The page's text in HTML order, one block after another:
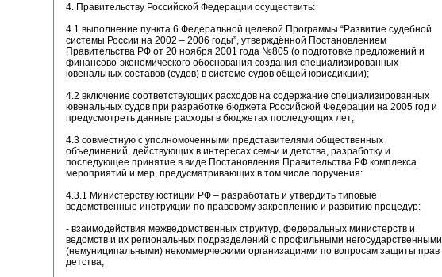
4. Правительству Российской Федерации осуществить:
4.1 выполнение пункта 6 Федеральной целевой Программы “Развитие судебной
системы России на 2002 – 2006 годы”, утверждённой Постановлением
Правительства РФ от 20 ноября 2001 года №805 (о подготовке предложений и
финансово-экономического обоснования создания специализированных
ювенальных составов (судов) в системе судов общей юрисдикции);
4.2 включение соответствующих расходов на содержание специализированных
ювенальных судов при разработке бюджета Российской Федерации на 2005 год и
предусмотреть данные расходы в бюджетах последующих лет;
4.3 совместную с уполномоченными представителями общественных
объединений, действующих в интересах семьи и детства, разработку и
последующее принятие в виде Постановления Правительства РФ комплекса
мероприятий и мер, предусматривающих в том числе поручения:
4.3.1 Министерству юстиции РФ – разработать и утвердить типовые
ведомственные инструкции по правовому закреплению и развитию процедур:
- взаимодействия межведомственных структур, федеральных министерств и
ведомств и их региональных подразделений с профильными негосударственными
(немуниципальными) некоммерческими организациями по вопросам защиты прав
детства;